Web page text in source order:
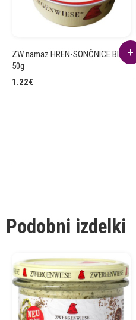
ZW namaz HREN-SONČNICE BIO
50g
1.22€
Podobni izdelki